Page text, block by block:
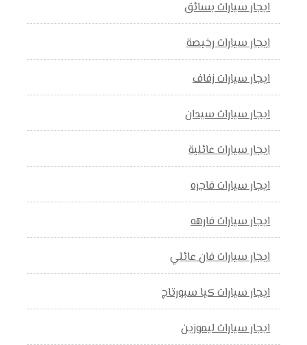
ايجار سيارات بسائق
ايجار سيارات رخيصة
ايجار سيارات زفاف
ايجار سيارات سيدان
ايجار سيارات عائلية
ايجار سيارات فاجره
ايجار سيارات فارهه
ايجار سيارات فان عائلي
ايجار سيارات كيا سبورتاج
ايجار سيارات ليموزين